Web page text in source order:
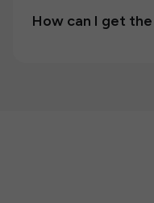
How can I get